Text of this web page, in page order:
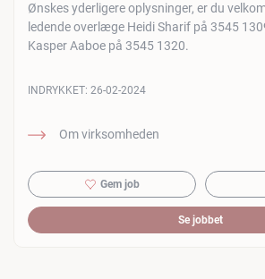
Ønskes yderligere oplysninger, er du
ledende overlæge Heidi Sharif på 3545
Kasper Aaboe på 3545 1320.
Om virksomheden
INDRYKKET: 26-02-2024
Gem job
Se jobbet